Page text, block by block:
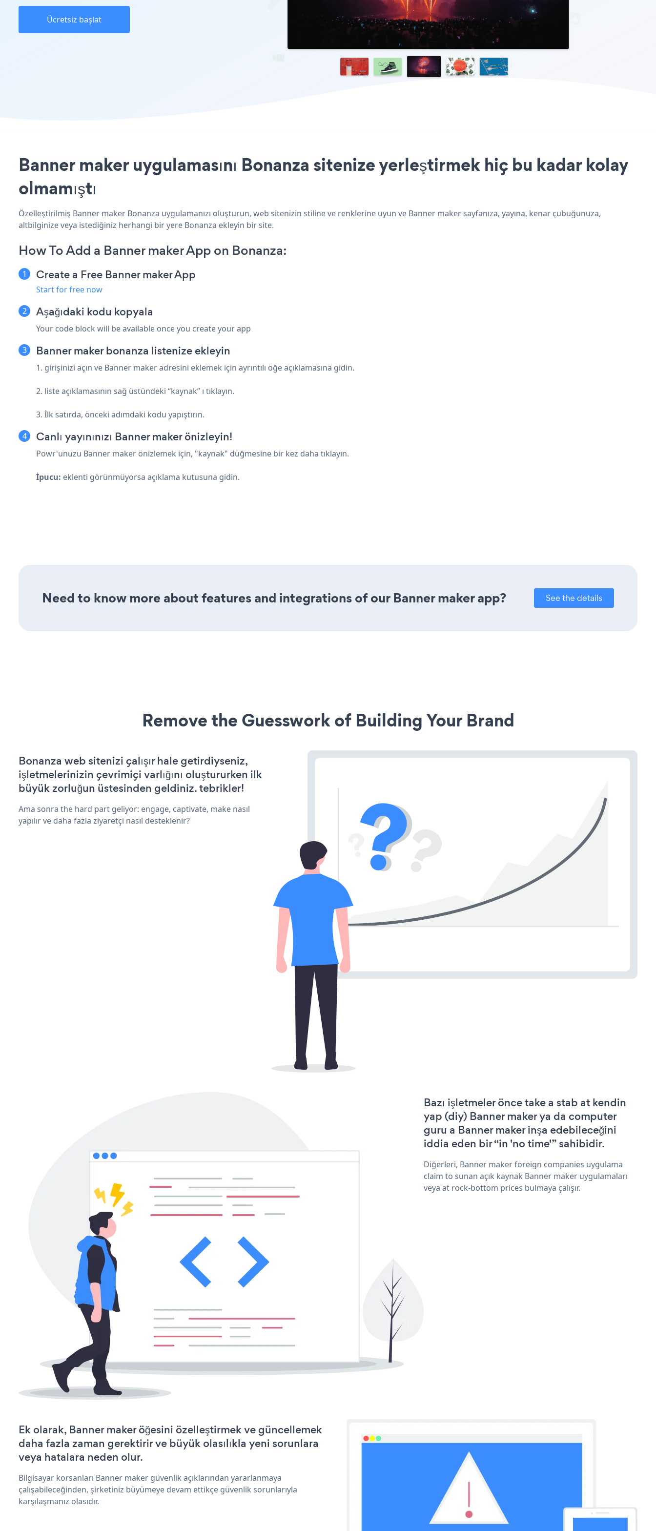
Ücretsiz başlat
Banner maker uygulamasını Bonanza sitenize yerleştirmek hiç bu kadar kolay
olmamıştı
Özelleştirilmiş Banner maker Bonanza uygulamanızı oluşturun, web sitenizin stiline ve renklerine uyun ve Banner maker sayfanıza, yayına, kenar çubuğunuza,
altbilginize veya istediğiniz herhangi bir yere Bonanza ekleyin bir site.
How To Add a Banner maker App on Bonanza:
Create a Free Banner maker App
Start for free now
Aşağıdaki kodu kopyala
Your code block will be available once you create your app
Banner maker bonanza listenize ekleyin
1. girişinizi açın ve Banner maker adresini eklemek için ayrıntılı öğe açıklamasına gidin.
2. liste açıklamasının sağ üstündeki “kaynak” ı tıklayın.
3. İlk satırda, önceki adımdaki kodu yapıştırın.
Canlı yayınınızı Banner maker önizleyin!
Powr'unuzu Banner maker önizlemek için, "kaynak" düğmesine bir kez daha tıklayın.
İpucu: eklenti görünmüyorsa açıklama kutusuna gidin.
Need to know more about features and integrations of our Banner maker app? See the details
Remove the Guesswork of Building Your Brand
Bonanza web sitenizi çalışır hale getirdiyseniz,
işletmelerinizin çevrimiçi varlığını oluştururken ilk
büyük zorluğun üstesinden geldiniz. tebrikler!
Ama sonra the hard part geliyor: engage, captivate, make nasıl
yapılır ve daha fazla ziyaretçi nasıl desteklenir?
Bazı işletmeler önce take a stab at kendin
yap (diy) Banner maker ya da computer
guru a Banner maker inşa edebileceğini
iddia eden bir “in 'no time'” sahibidir.
Diğerleri, Banner maker foreign companies uygulama
claim to sunan açık kaynak Banner maker uygulamaları
veya at rock-bottom prices bulmaya çalışır.
Ek olarak, Banner maker öğesini özelleştirmek ve güncellemek
daha fazla zaman gerektirir ve büyük olasılıkla yeni sorunlara
veya hatalara neden olur.
Bilgisayar korsanları Banner maker güvenlik açıklarından yararlanmaya
çalışabileceğinden, şirketiniz büyümeye devam ettikçe güvenlik sorunlarıyla
karşılaşmanız olasıdır.